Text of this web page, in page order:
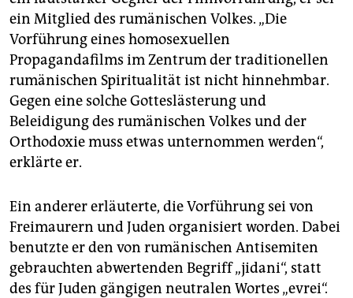
ein Mitglied des rumänischen Volkes. „Die
Vorführung eines homosexuellen
Propagandafilms im Zentrum der traditionellen
rumänischen Spiritualität ist nicht hinnehmbar.
Gegen eine solche Gotteslästerung und
Beleidigung des rumänischen Volkes und der
Orthodoxie muss etwas unternommen werden“,
erklärte er.
Ein anderer erläuterte, die Vorführung sei von
Freimaurern und Juden organisiert worden. Dabei
benutzte er den von rumänischen Antisemiten
gebrauchten abwertenden Begriff „jidani“, statt
des für Juden gängigen neutralen Wortes „evrei“.